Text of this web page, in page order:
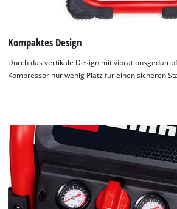
Kompaktes Design
Durch das vertikale Design mit
Kompressor nur wenig Platz für einen sicheren